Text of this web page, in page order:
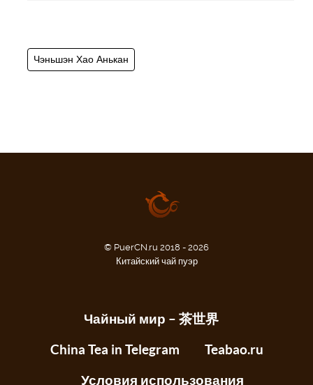
Чэньшэн Хао Анькан
© PuerCN.ru 2018 - 2026
Китайский чай пуэр
Чайный мир – 茶世界
China Tea in Telegram
Teabao.ru
Условия использования